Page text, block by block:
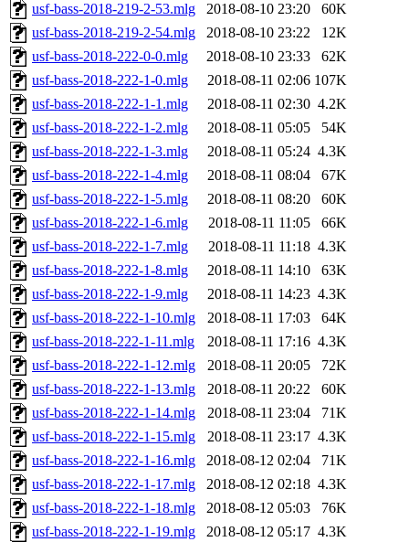
usf-bass-2018-219-2-53.mlg
2018-08-10 23:20
60K
usf-bass-2018-219-2-54.mlg
2018-08-10 23:22
12K
usf-bass-2018-222-0-0.mlg
2018-08-10 23:33
62K
usf-bass-2018-222-1-0.mlg
2018-08-11 02:06 107K
usf-bass-2018-222-1-1.mlg
2018-08-11 02:30 4.2K
usf-bass-2018-222-1-2.mlg
2018-08-11 05:05
54K
usf-bass-2018-222-1-3.mlg
2018-08-11 05:24 4.3K
usf-bass-2018-222-1-4.mlg
2018-08-11 08:04
67K
usf-bass-2018-222-1-5.mlg
2018-08-11 08:20
60K
usf-bass-2018-222-1-6.mlg
2018-08-11 11:05
66K
usf-bass-2018-222-1-7.mlg
2018-08-11 11:18 4.3K
usf-bass-2018-222-1-8.mlg
2018-08-11 14:10
63K
usf-bass-2018-222-1-9.mlg
2018-08-11 14:23 4.3K
usf-bass-2018-222-1-10.mlg
2018-08-11 17:03
64K
usf-bass-2018-222-1-11.mlg
2018-08-11 17:16 4.3K
usf-bass-2018-222-1-12.mlg
2018-08-11 20:05
72K
usf-bass-2018-222-1-13.mlg
2018-08-11 20:22
60K
usf-bass-2018-222-1-14.mlg
2018-08-11 23:04
71K
usf-bass-2018-222-1-15.mlg
2018-08-11 23:17 4.3K
usf-bass-2018-222-1-16.mlg
2018-08-12 02:04
71K
usf-bass-2018-222-1-17.mlg
2018-08-12 02:18 4.3K
usf-bass-2018-222-1-18.mlg
2018-08-12 05:03
76K
usf-bass-2018-222-1-19.mlg
2018-08-12 05:17 4.3K